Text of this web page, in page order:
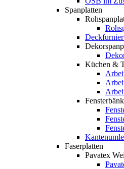
Spanplatten
Küchen &
Faserplatten
Pavatex